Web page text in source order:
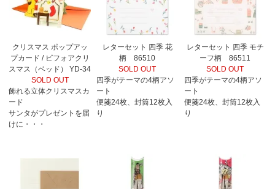
クリスマス ポップアッ
プカード / ビフォアクリ
スマス（ベッド） YD-34
SOLD OUT
飾れる立体クリスマスカ
ード
サンタがプレゼントを届
けに・・・
レターセット 四季 花
柄 86510
SOLD OUT
四季がテーマの4柄アソ
ート
便箋24枚、封筒12枚入
り
レターセット 四季 モチ
ーフ柄 86511
SOLD OUT
四季がテーマの4柄アソ
ート
便箋24枚、封筒12枚入
り